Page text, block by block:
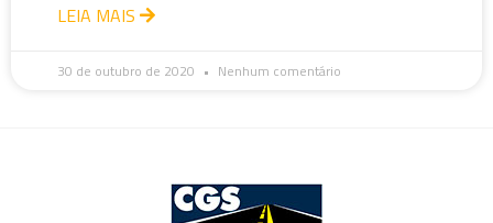
LEIA MAIS
30 de outubro de 2020 Nenhum comentário